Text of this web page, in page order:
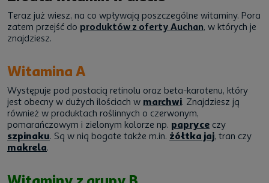
Teraz już wiesz, na co wpływają poszczególne witaminy. Pora
zatem przejść do produktów z oferty Auchan, w których je
znajdziesz.
Witamina A
Występuje pod postacią retinolu oraz beta-karotenu, który
jest obecny w dużych ilościach w marchwi. Znajdziesz ją
również w produktach roślinnych o czerwonym,
pomarańczowym i zielonym kolorze np. papryce czy
szpinaku. Są w nią bogate także m.in. żółtka jaj, tran czy
makrela.